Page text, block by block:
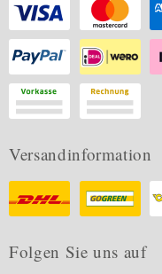
Versandinformation
Folgen Sie uns auf